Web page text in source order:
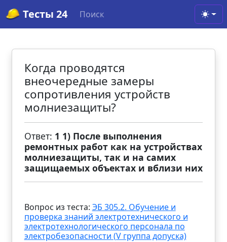
Тесты 24 Поиск
Когда проводятся
внеочередные замеры
сопротивления устройств
молниезащиты?
Ответ: 1 1) После выполнения
ремонтных работ как на устройствах
молниезащиты, так и на самих
защищаемых объектах и вблизи них
Вопрос из теста: ЭБ 305.2. Обучение и
проверка знаний электротехнического и
электротехнологического персонала по
электробезопасности (V группа допуска)